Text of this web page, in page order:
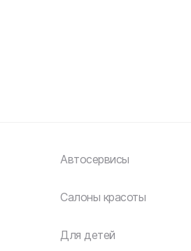
Автосервисы
Салоны красоты
Для детей